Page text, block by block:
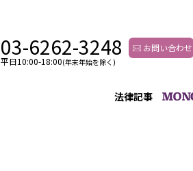
03-6262-3248
平日10:00-18:00(年末年始を除く)
お問い合わせ
法律記事